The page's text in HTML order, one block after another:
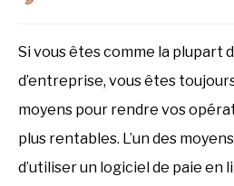
Si vous êtes comme la plupart
d’entreprise, vous êtes
moyens pour rendre vos
plus rentables. L’un des
d’utiliser un logiciel de paie en